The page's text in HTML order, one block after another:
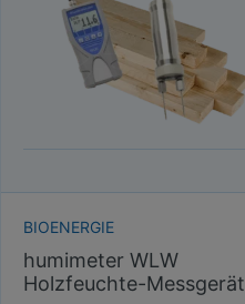
GLEICHGEWICHTSFEUCHTE
WASSERAKTIVITÄT
TROCKENSUBSTANZ
HEKTOLITERGEWICHT
BIOENERGIE
humimeter WLW
Holzfeuchte-Messgerät